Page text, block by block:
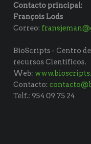
Contacto principal:
François Lods
Correo:
BioScripts - Centro
recursos Científicos.
Web:
Contacto:
Telf.: 954 09 75 24